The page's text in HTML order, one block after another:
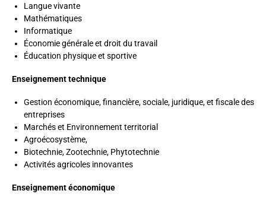
Langue vivante
Mathématiques
Informatique
Économie générale et droit du travail
Éducation physique et sportive
Enseignement technique
Gestion économique, financière, sociale, juridique, et fiscale des
entreprises
Marchés et Environnement territorial
Agroécosystème,
Biotechnie, Zootechnie, Phytotechnie
Activités agricoles innovantes
Enseignement économique